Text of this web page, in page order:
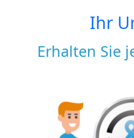
Ihr
Erhalten Sie